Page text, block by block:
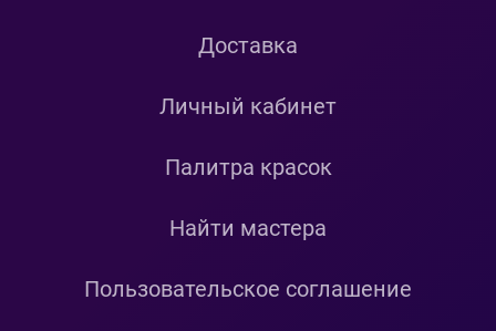
Доставка
Личный кабинет
Палитра красок
Найти мастера
Пользовательское соглашение